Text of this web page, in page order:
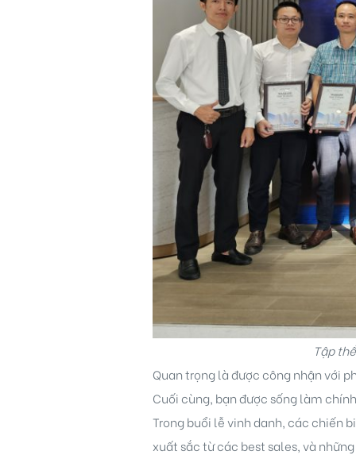
Tập
Quan trọng là được công nhận với
Cuối cùng, bạn được sống làm
Trong buổi lễ vinh danh, các chiến
xuất sắc từ các best sales, và